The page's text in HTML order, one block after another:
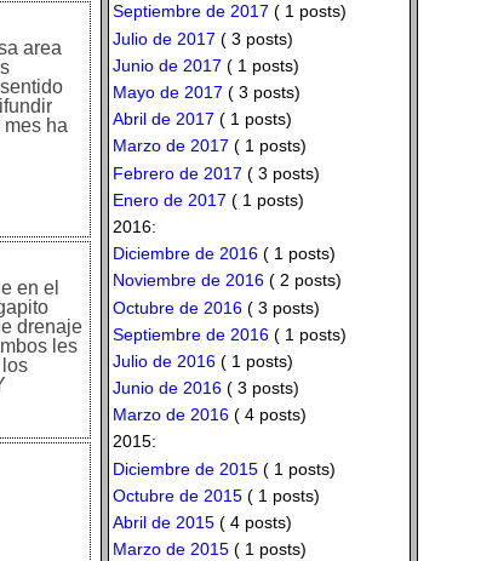
area
ha
en el
drenaje
les
Septiembre de 2017 ( 1 posts)
Julio de 2017 ( 3 posts)
Junio de 2017 ( 1 posts)
Mayo de 2017 ( 3 posts)
Abril de 2017 ( 1 posts)
Marzo de 2017 ( 1 posts)
Febrero de 2017 ( 3 posts)
Enero de 2017 ( 1 posts)
2016:
Diciembre de 2016( 1 posts)
Noviembre de 2016( 2 posts)
Octubre de 2016( 3 posts)
Septiembre de 2016( 1 posts)
Julio de 2016( 1 posts)
Junio de 2016( 3 posts)
Marzo de 2016( 4 posts)
2015:
Diciembre de 2015( 1 posts)
Octubre de 2015( 1 posts)
Abril de 2015( 4 posts)
Marzo de 2015( 1 posts)